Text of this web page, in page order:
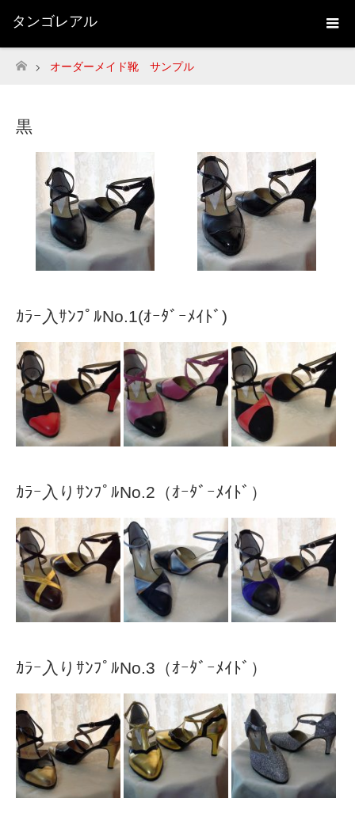
タンゴレアル
ホーム
オーダーメイド靴 サンプル
黒
ｶﾗｰ入ｻﾝﾌﾟﾙNo.1(ｵｰﾀﾞｰﾒｲﾄﾞ)
ｶﾗｰ入りｻﾝﾌﾟﾙNo.2（ｵｰﾀﾞｰﾒｲﾄﾞ）
ｶﾗｰ入りｻﾝﾌﾟﾙNo.3（ｵｰﾀﾞｰﾒｲﾄﾞ）